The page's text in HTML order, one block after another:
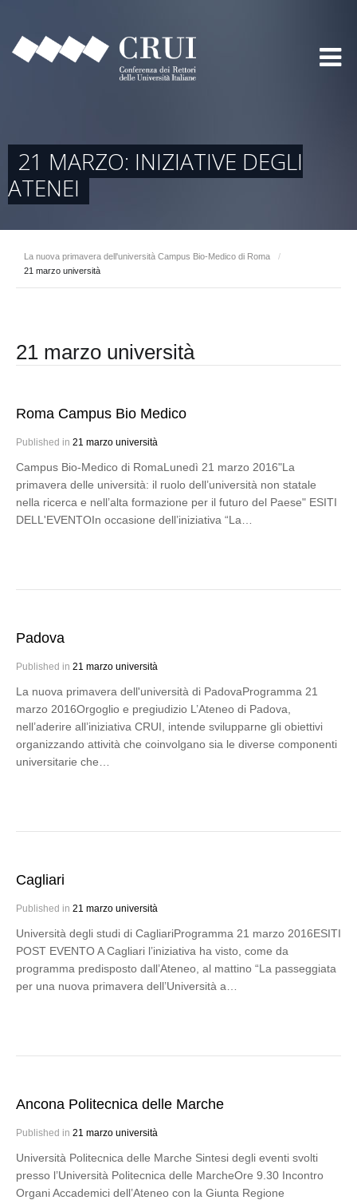
21 MARZO: INIZIATIVE DEGLI
ATENEI
La nuova primavera dell'università Campus Bio-Medico di Roma
/
21 marzo università
21 marzo università
Roma Campus Bio Medico
Published in 21 marzo università
Campus Bio-Medico di RomaLunedì 21 marzo 2016"La
primavera delle università: il ruolo dell’università non statale
nella ricerca e nell’alta formazione per il futuro del Paese" ESITI
DELL'EVENTOIn occasione dell’iniziativa “La…
Padova
Published in 21 marzo università
La nuova primavera dell'università di PadovaProgramma 21
marzo 2016Orgoglio e pregiudizio L’Ateneo di Padova,
nell’aderire all’iniziativa CRUI, intende svilupparne gli obiettivi
organizzando attività che coinvolgano sia le diverse componenti
universitarie che…
Cagliari
Published in 21 marzo università
Università degli studi di CagliariProgramma 21 marzo 2016ESITI
POST EVENTO A Cagliari l’iniziativa ha visto, come da
programma predisposto dall’Ateneo, al mattino “La passeggiata
per una nuova primavera dell’Università a…
Ancona Politecnica delle Marche
Published in 21 marzo università
Università Politecnica delle Marche Sintesi degli eventi svolti
presso l’Università Politecnica delle MarcheOre 9.30 Incontro
Organi Accademici dell’Ateneo con la Giunta Regione